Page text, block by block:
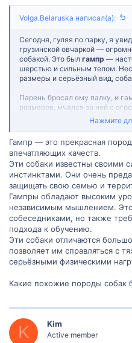
Volga.Belaruska написал(а):
Сегодня, гуляя по парку, я
грузинской овчаркой —
собакой. Это был гампр —
шерстью и сильным телом.
размеры и серьёзный вид,
Парень бросал ему палку, и
размеров, мчался за ней с
оторвать глаз от этой сцены
и сила, и энергия. Когда он
светилась от счастья.
Меня поразила связь между
полностью доверяет своему
взаимной любовью и
может показаться грозным, но
насколько нежными могут
рядом любимый человек. А вам
Нажмите
Гампр — это прекрасная
впечатляющих качеств.
Эти собаки известны своими
инстинктами. Они очень
защищать свою семью и
Гампры обладают высоким
независимым мышлением.
собеседниками, но также
подхода к обучению.
Эти собаки отличаются
позволяет им справляться с
серьёзными физическими
Какие похожие породы собак
K Kim
Active member